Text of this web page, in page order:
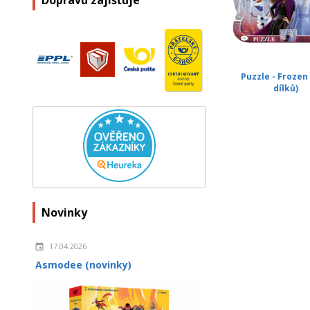
Novinky
17.04.2026
Asmodee (novinky)
Puzzle - Frozen
dílků)